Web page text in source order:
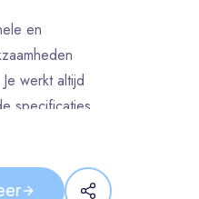
en
werkt altijd
specificaties,
voor de